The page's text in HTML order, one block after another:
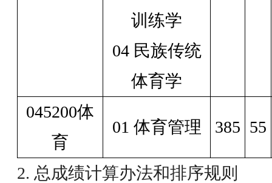
训练学
04 民族传统
体育学
045200体
育
01 体育管理 385 55
2. 总成绩计算办法和排序规则